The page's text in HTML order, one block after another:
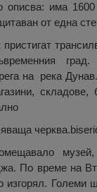
описва: има
от една
на река
музей,
По време на
изгорял. Големи